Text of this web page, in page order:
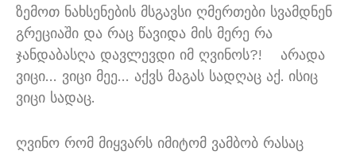
ზემოთ ნახსენების მსგავსი ღმერთები სვამდნენ
გრეციაში და რაც წავიდა მის მერე რა
ჯანდაბასღა დავლევდი იმ ღვინოს?!
არადა
ვიცი… ვიცი მეე… აქვს მაგას სადღაც აქ. ისიც
ვიცი სადაც.
ღვინო რომ მიყვარს იმიტომ ვამბობ რასაც